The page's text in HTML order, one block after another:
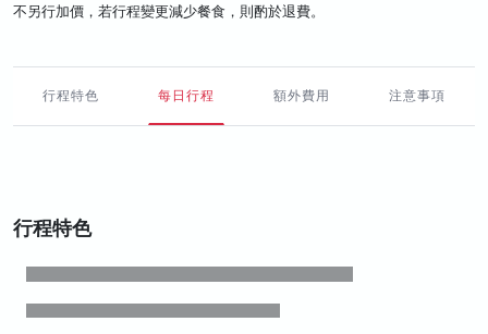
不另行加價，若行程變更減少餐食，則酌於退費。
行程特色 每日行程 額外費用 注意事項
行程特色